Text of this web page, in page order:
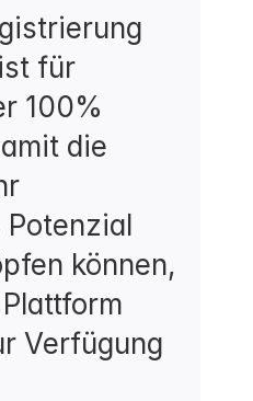
für
100%
die
können,
Verfügung